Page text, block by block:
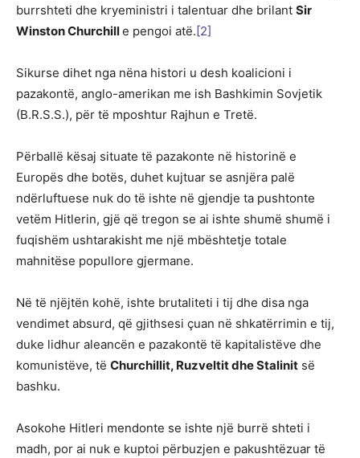
burrshteti dhe kryeministri i talentuar dhe brilant Sir
Winston Churchille pengoi atë. [2]
Sikurse dihet nga nëna histori u desh koalicioni i
pazakontë, anglo-amerikan me ish Bashkimin Sovjetik
(B.R.S.S.), për të mposhtur Rajhun e Tretë.
Përballë kësaj situate të pazakonte në historinë e
Europës dhe botës, duhet kujtuar se asnjëra palë
ndërluftuese nuk do të ishte në gjendje ta pushtonte
vetëm Hitlerin, gjë që tregon se ai ishte shumë shumë i
fuqishëm ushtarakisht me një mbështetje totale
mahnitëse popullore gjermane.
Në të njëjtën kohë, ishte brutaliteti i tij dhe disa nga
vendimet absurd, që gjithsesi çuan në shkatërrimin e tij,
duke lidhur aleancën e pazakontë të kapitalistëve dhe
komunistëve, të Churchillit, Ruzveltit dhe Stalinit së
bashku.
Asokohe Hitleri mendonte se ishte një burrë shteti i
madh, por ai nuk e kuptoi përbuzjen e pakushtëzuar të